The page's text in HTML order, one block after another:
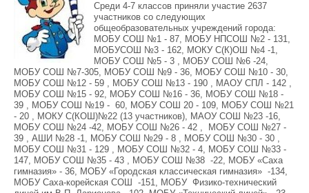
Среди 4-7 классов приняли участие 2637
участников со следующих
общеобразовательных учреждений города:
МОБУ СОШ №1 - 87, МОБУ НПСОШ №2 - 131,
МОБУСОШ №3 - 162, МОКУ С(К)ОШ №4 -1,
МОБУ СОШ №5 - 3 , МОБУ СОШ №6 -24,
МОБУ СОШ №7-305, МОБУ СОШ №9 - 36, МОБУ СОШ №10 - 30,
МОБУ СОШ №12 - 59 , МОБУ СОШ №13 - 190 , МАОУ СПЛ - 142 ,
МОБУ СОШ №15 - 92, МОБУ СОШ №16 - 36, МОБУ СОШ №18 -
39 , МОБУ СОШ №19 - 60, МОБУ СОШ 20 - 109, МОБУ СОШ №21
- 20 , МОКУ С(КОШ)№22 (13 участников), МАОУ СОШ №23 -16,
МОБУ СОШ №24 -42, МОБУ СОШ №26 - 42 , МОБУ СОШ №27 -
39 , АШИ №28 -1, МОБУ СОШ №29 - 8 , МОБУ СОШ №30 - 30 ,
МОБУ СОШ №31 - 129 , МОБУ СОШ №32 - 4, МОБУ СОШ №33 -
147, МОБУ СОШ №35 - 43 , МОБУ СОШ №38 -22, МОБУ «Саха
гимназия» - 36, МОБУ «Городская классическая гимназия» -134,
МОБУ Саха-корейская СОШ -151, МОБУ Физико-технический